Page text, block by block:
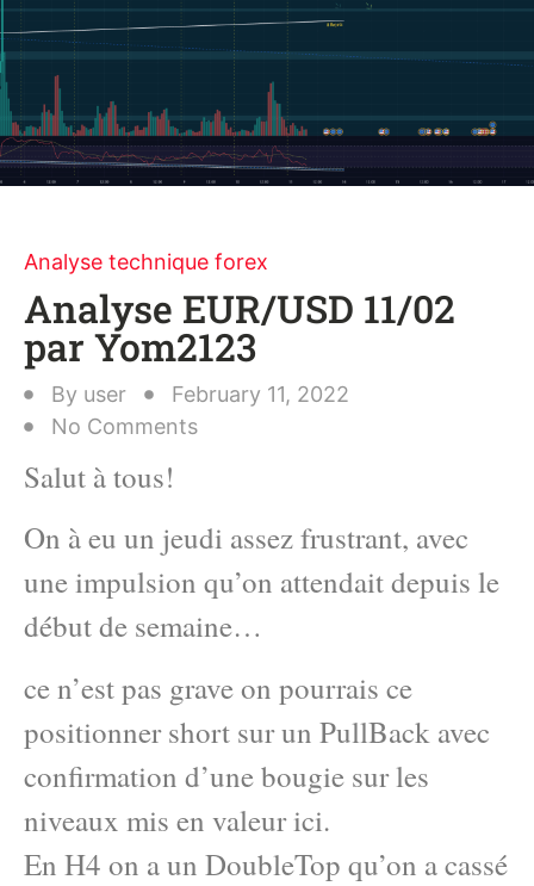
Analyse technique forex
Analyse EUR/USD 11/02
par Yom2123
By user
February 11, 2022
No Comments
Salut à tous!
On à eu un jeudi assez frustrant, avec
une impulsion qu’on attendait depuis le
début de semaine…
ce n’est pas grave on pourrais ce
positionner short sur un PullBack avec
confirmation d’une bougie sur les
niveaux mis en valeur ici.
En H4 on a un DoubleTop qu’on a cassé